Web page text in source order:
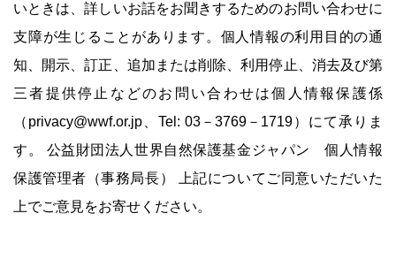
いときは、詳しいお話をお聞きするためのお問い合わせに
支障が生じることがあります。個人情報の利用目的の通
知、開示、訂正、追加または削除、利用停止、消去及び第
三者提供停止などのお問い合わせは個人情報保護係
（privacy@wwf.or.jp、Tel: 03－3769－1719）にて承りま
す。 公益財団法人世界自然保護基金ジャパン 個人情報
保護管理者（事務局長） 上記についてご同意いただいた
上でご意見をお寄せください。